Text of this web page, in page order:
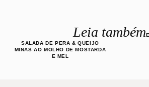
Leia também
SALADA DE PERA & QUEIJO
MINAS AO MOLHO DE MOSTARDA
E MEL